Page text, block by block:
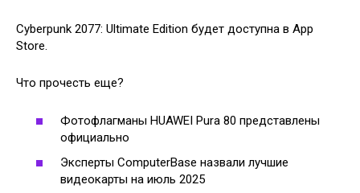
Cyberpunk 2077: Ultimate Edition будет доступна в App
Store.
Что прочесть еще?
Фотофлагманы HUAWEI Pura 80 представлены
официально
Эксперты ComputerBase назвали лучшие
видеокарты на июль 2025